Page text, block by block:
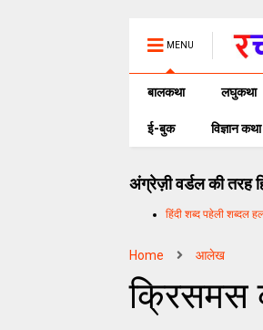
MENU
बालकथा लघुकथा
ई-बुक विज्ञान कथा
अंग्रेज़ी वर्डल की तरह
हिंदी शब्द पहेली शब्दल
Home आलेख
क्रिसमस